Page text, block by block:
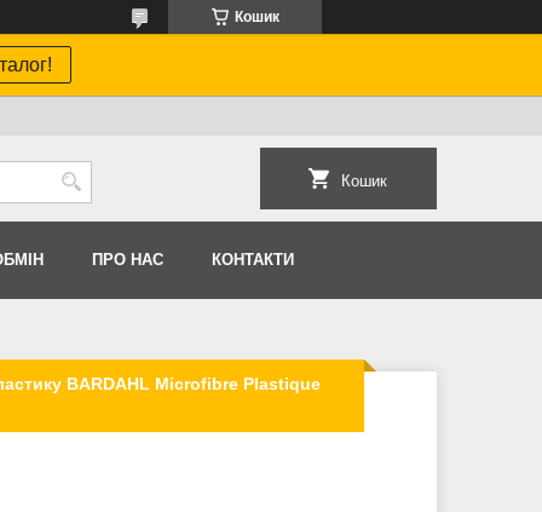
Кошик
Кошик
ПРО НАС КОНТАКТИ
BARDAHL Microfibre Plastique